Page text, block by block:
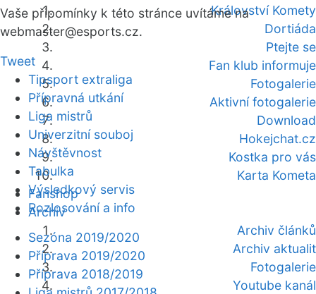
Království Komety
Dortiáda
Ptejte se
Fan klub informuje
Fotogalerie
Aktivní fotogalerie
Download
Hokejchat.cz
Kostka pro vás
Karta Kometa
Fanshop
Archiv
Archiv článků
Archiv aktualit
Fotogalerie
Youtube kanál
Vaše připomínky k této stránce uvítáme na
webmaster@esports.cz.
Tweet
Tipsport extraliga
Přípravná utkání
Liga mistrů
Univerzitní souboj
Návštěvnost
Tabulka
Výsledkový servis
Rozlosování a info
Sezóna 2019/2020
Příprava 2019/2020
Příprava 2018/2019